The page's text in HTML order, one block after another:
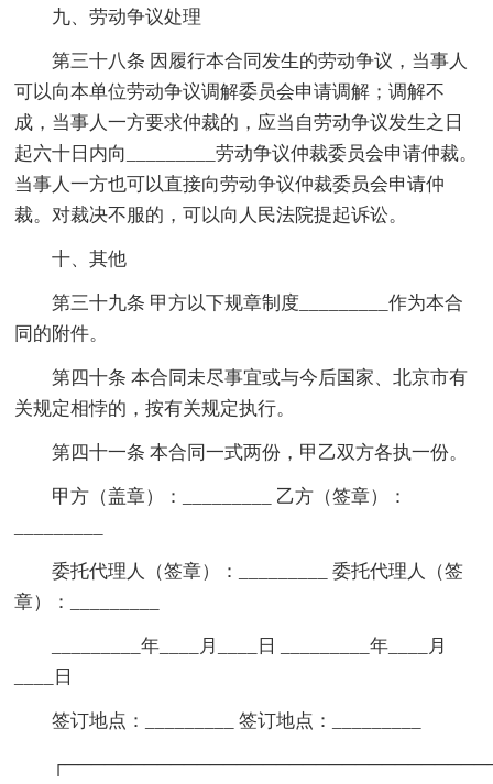
九、劳动争议处理
第三十八条 因履行本合同发生的劳动争议，当事人
可以向本单位劳动争议调解委员会申请调解；调解不
成，当事人一方要求仲裁的，应当自劳动争议发生之日
起六十日内向_________劳动争议仲裁委员会申请仲裁。
当事人一方也可以直接向劳动争议仲裁委员会申请仲
裁。对裁决不服的，可以向人民法院提起诉讼。
十、其他
第三十九条 甲方以下规章制度_________作为本合
同的附件。
第四十条 本合同未尽事宜或与今后国家、北京市有
关规定相悖的，按有关规定执行。
第四十一条 本合同一式两份，甲乙双方各执一份。
甲方（盖章）：_________ 乙方（签章）：
委托代理人（签章）：_________ 委托代理人（签
章）：_________
_________年____月____日 _________年____月
____日
签订地点：_________ 签订地点：_________